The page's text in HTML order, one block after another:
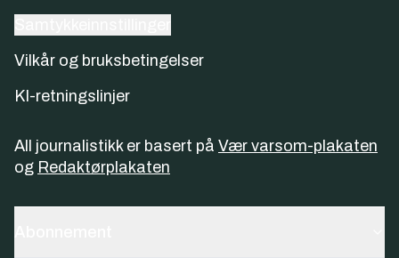
Vilkår og bruksbetingelser
KI-retningslinjer
All journalistikk er basert på Vær varsom-plakaten
og Redaktørplakaten